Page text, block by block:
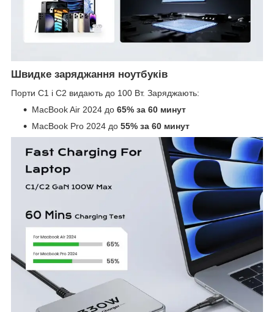
Швидке заряджання ноутбуків
Порти C1 і C2 видають до 100 Вт. Заряджають:
MacBook Air 2024 до 65% за 60 минут
MacBook Pro 2024 до 55% за 60 минут